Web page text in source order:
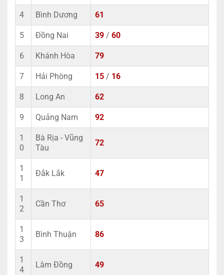
4 Bình Dương 61
5 Đồng Nai 39 / 60
6 Khánh Hòa 79
7 Hải Phòng 15 / 16
8 Long An 62
9 Quảng Nam 92
1
0
Bà Rịa - Vũng
Tàu
72
1
1
Đắk Lắk 47
1
2
Cần Thơ 65
1
3
Bình Thuận 86
1
4
Lâm Đồng 49